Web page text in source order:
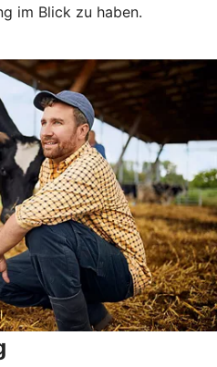
im Blick zu haben.